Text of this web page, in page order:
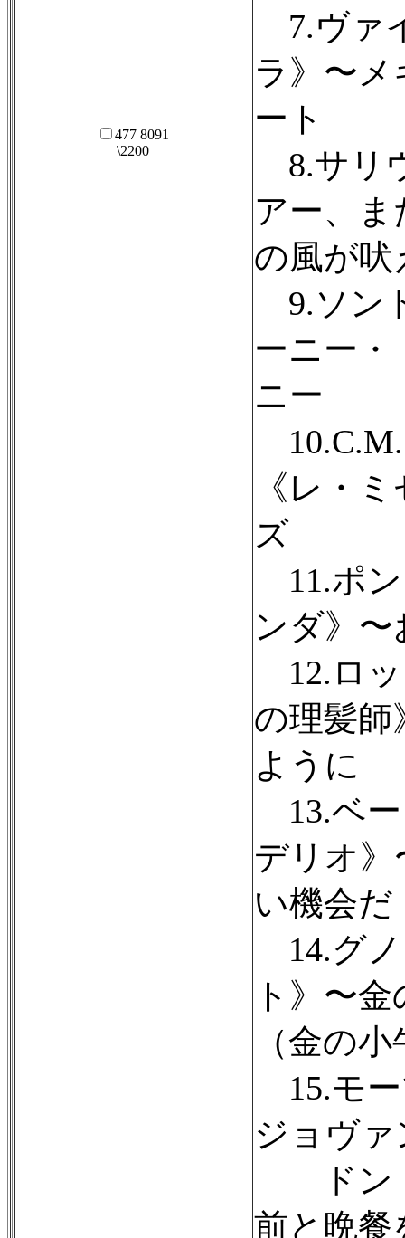
477 8091
\2200
7.ヴァ
ラ》〜
ート
8.サリ
アー、ま
の風が吠
9.ソン
ーニー
ニー
《レ・
ズ
11.ポン
ンダ》
12.ロッ
の理髪師
ように
13.ベー
デリオ
い機会だ
14.グノ
ト》〜
（金の
15.モー
ジョヴァ
ドン・
前と晩餐